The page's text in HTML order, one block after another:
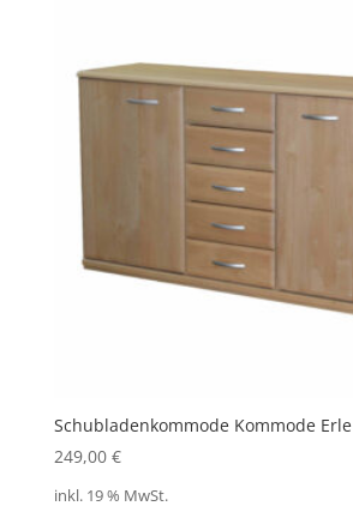
Schubladenkommode Kommode Erle
249,00 €
inkl. 19 % MwSt.